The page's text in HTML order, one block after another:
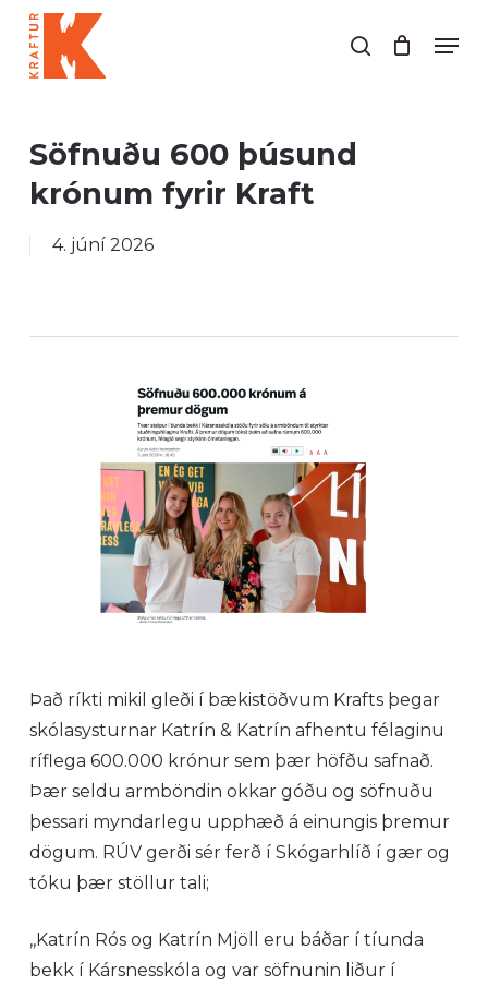
Skip
main
search
Söfnuðu 600 þúsund
krónum fyrir Kraft
4. júní 2026
Það ríkti mikil gleði í bækistöðvum Krafts þegar
skólasysturnar Katrín & Katrín afhentu félaginu
ríflega 600.000 krónur sem þær höfðu safnað.
Þær seldu armböndin okkar góðu og söfnuðu
þessari myndarlegu upphæð á einungis þremur
dögum. RÚV gerði sér ferð í Skógarhlíð í gær og
tóku þær stöllur tali;
,,Katrín Rós og Katrín Mjöll eru báðar í tíunda
bekk í Kársnesskóla og var söfnunin liður í